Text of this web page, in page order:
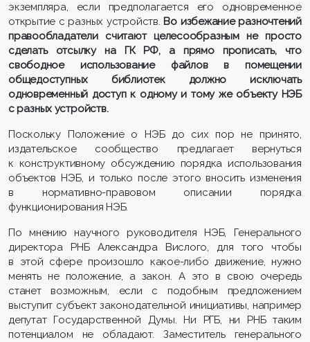
экземпляра, если предполагается его одновременное
открытие с разных устройств. Во избежание разночтений
правообладатели считают целесообразным не просто
сделать отсылку на ГК РФ, а прямо прописать, что
свободное использование файлов в помещении
общедоступных библиотек должно исключать
одновременный доступ к одному и тому же объекту НЭБ
с разных устройств.
Поскольку Положение о НЭБ до сих пор не принято,
издательское сообщество предлагает вернуться
к конструктивному обсуждению порядка использования
объектов НЭБ, и только после этого вносить изменения
в нормативно-правовом описании порядка
функционирования НЭБ.
По мнению научного руководителя НЭБ, Генерального
директора РНБ Александра Вислого, для того чтобы
в этой сфере произошло какое-либо движение, нужно
менять не положение, а закон. А это в свою очередь
станет возможным, если с подобным предложением
выступит субъект законодательной инициативы, например
депутат Государственной Думы. Ни РГБ, ни РНБ таким
потенциалом не обладают. Заместитель генерального